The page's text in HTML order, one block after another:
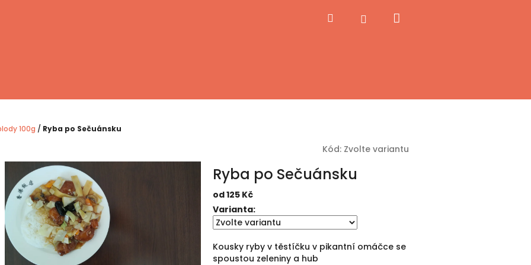
Hledat Přihlášení
100g / Ryba po Sečuánsku
Kód: Zvolte variantu
Ryba po Sečuánsku
od125 Kč
Měrná
cena:
Varianta:
Kousky ryby v těstíčku v pikantní omáčce se
spoustou zeleniny a hub